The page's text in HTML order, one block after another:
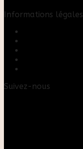
Informations légales
Suivez-nous